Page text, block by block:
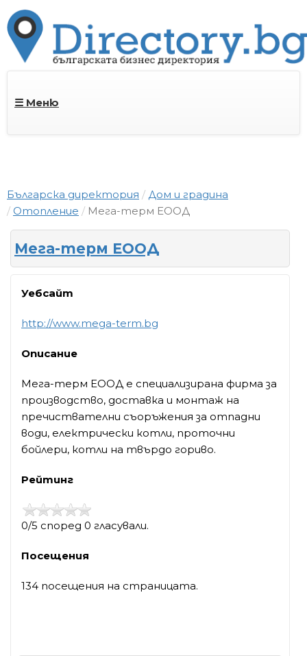
☰ Меню
Българска директория
Дом и градина
Отопление
Мега-терм ЕООД
Мега-терм ЕООД
Уебсайт
http://www.mega-term.bg
Описание
Мега-терм ЕООД е специализирана фирма за
производство, доставка и монтаж на
пречиствателни съоръжения за отпадни
води, електрически котли, проточни
бойлери, котли на твърдо гориво.
Рейтинг
0/5 според 0 гласували.
Посещения
134 посещения на страницата.